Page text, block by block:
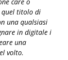
quel titolo di
una qualsiasi
in digitale i
una
volto.